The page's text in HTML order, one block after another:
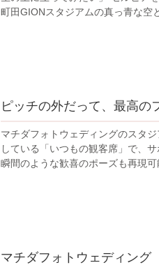
町田GIONスタジアムの真っ青な空
ピッチの外だって、最高の
マチダフォトウェディングのスタジア
している「いつもの観客席」で、
瞬間のような歓喜のポーズも再現可
マチダフォトウェディング